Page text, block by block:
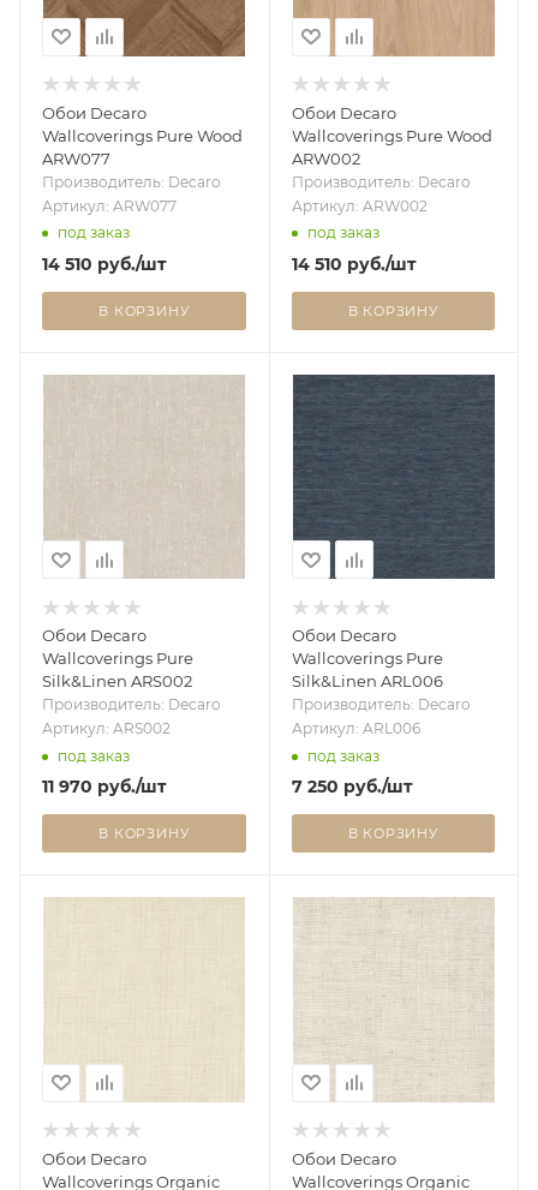
Обои Decaro
Wallcoverings Pure Wood
ARW077
Производитель: Decaro
Артикул: ARW077
под заказ
14 510 руб./шт
В КОРЗИНУ
Обои Decaro
Wallcoverings Pure Wood
ARW002
Производитель: Decaro
Артикул: ARW002
под заказ
14 510 руб./шт
В КОРЗИНУ
Обои Decaro
Wallcoverings Pure
Silk&Linen ARS002
Производитель: Decaro
Артикул: ARS002
под заказ
11 970 руб./шт
В КОРЗИНУ
Обои Decaro
Wallcoverings Pure
Silk&Linen ARL006
Производитель: Decaro
Артикул: ARL006
под заказ
7 250 руб./шт
В КОРЗИНУ
Обои Decaro
Wallcoverings Organic
Обои Decaro
Wallcoverings Organic